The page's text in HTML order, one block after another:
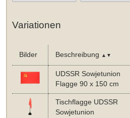
Variationen
Bilder Beschreibung ▲▼
UDSSR Sowjetunion
Flagge 90 x 150 cm
Tischflagge UDSSR
Sowjetunion